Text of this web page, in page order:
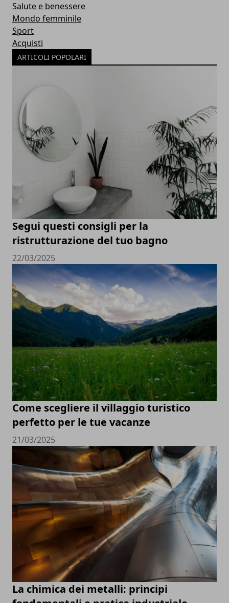
Salute e benessere
Mondo femminile
Sport
Acquisti
ARTICOLI POPOLARI
Segui questi consigli per la
ristrutturazione del tuo bagno
22/03/2025
Come scegliere il villaggio turistico
perfetto per le tue vacanze
21/03/2025
La chimica dei metalli: principi